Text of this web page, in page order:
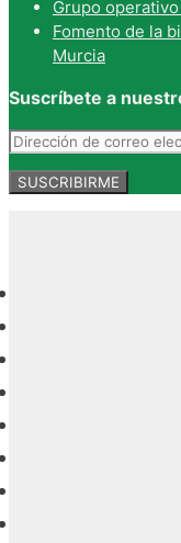
Grupo
Fomento de la
Murcia
Suscríbete a